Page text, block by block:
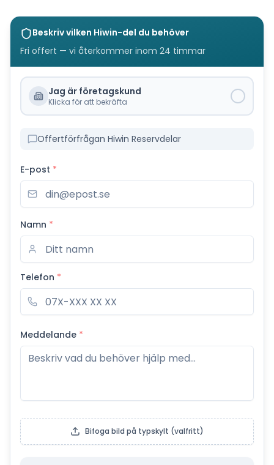
Beskriv vilken Hiwin-del du behöver
Fri offert — vi återkommer inom 24 timmar
Jag är företagskund
Klicka för att bekräfta
Offertförfrågan Hiwin Reservdelar
E-post *
Namn *
Telefon *
Meddelande *
Bifoga bild på typskylt (valfritt)